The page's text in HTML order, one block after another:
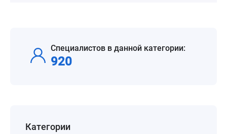
Специалистов в данной категории:
920
Категории